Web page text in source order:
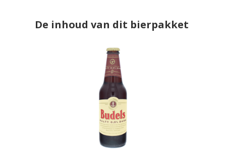
De inhoud van dit bierpakket